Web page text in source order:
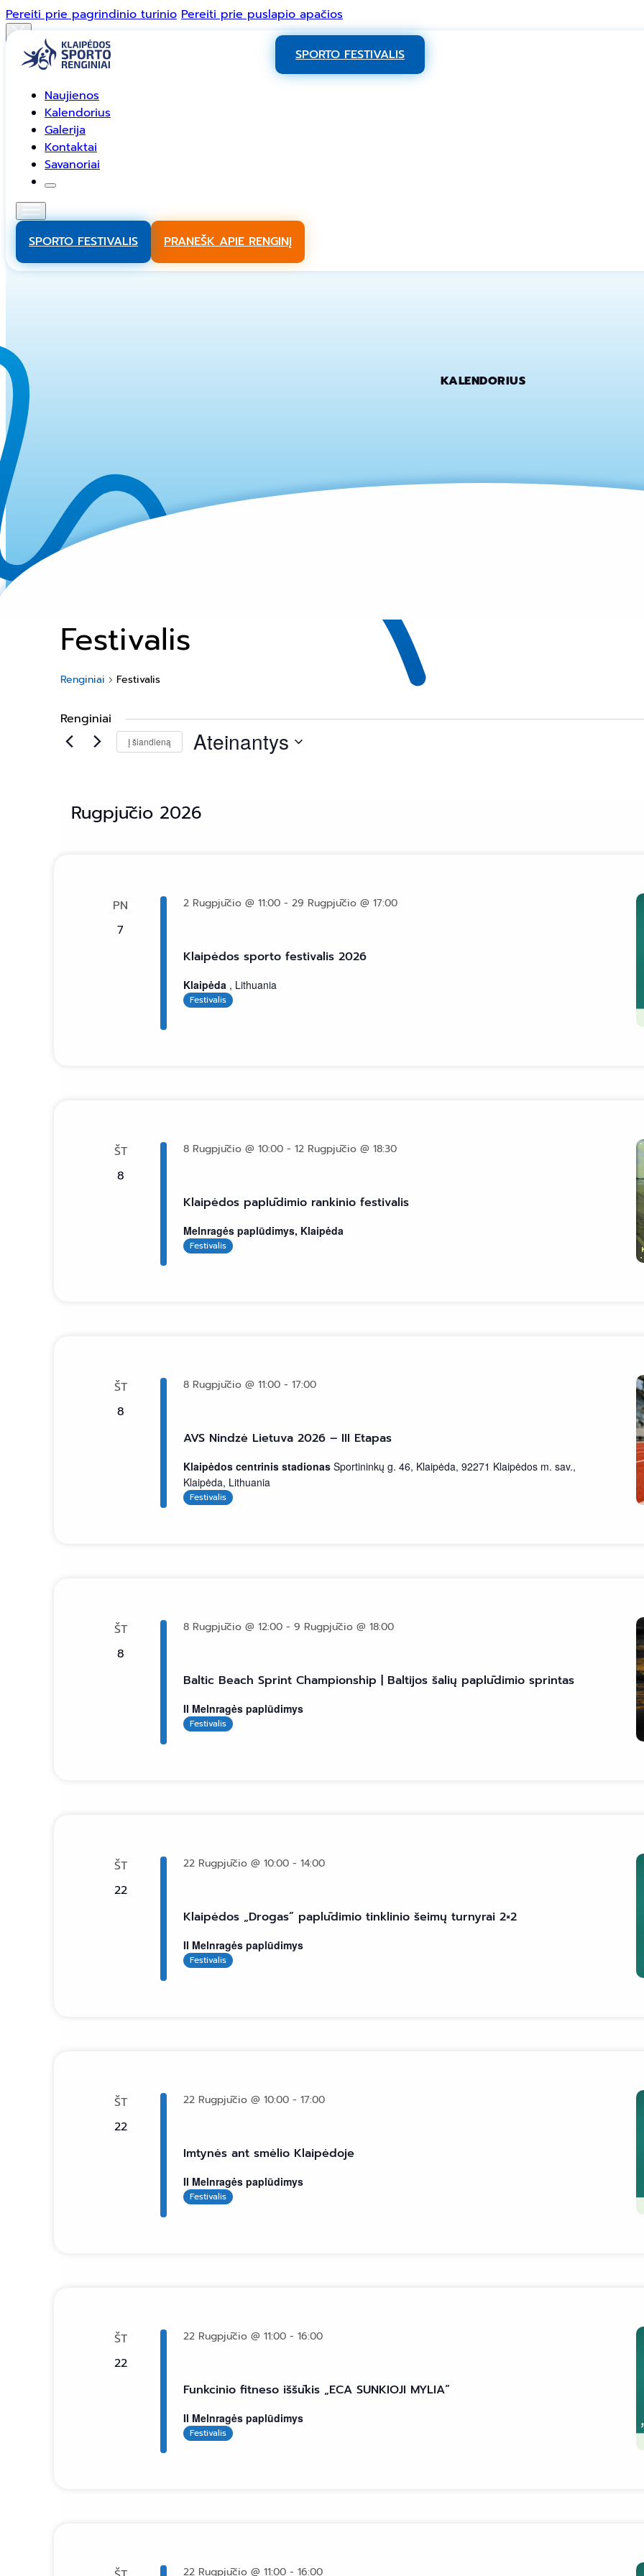
Pereiti prie pagrindinio turinio Pereiti prie puslapio apačios
Naujienos
Kalendorius
Galerija
Kontaktai
Savanoriai
SPORTO FESTIVALIS PRANEŠK APIE RENGINĮ
Naujienos Kalendorius
SPORTO FESTIVALIS
Instagram
TikTok
YouTube
KALENDORIUS
Festivalis
Renginiai Festivalis
Renginiai
Į šiandieną Ateinantys
Rugpjūčio 2026
PN
7
Klaipėdos sporto festivalis 2026
2 Rugpjūčio @ 11:00- 29 Rugpjūčio @ 17:00
Klaipėda , Lithuania
Festivalis
ŠT
8
Klaipėdos paplūdimio rankinio festivalis
8 Rugpjūčio @ 10:00- 12 Rugpjūčio @ 18:30
Melnragės paplūdimys, Klaipėda
Festivalis
ŠT
8
AVS Nindzė Lietuva 2026 – III Etapas
8 Rugpjūčio @ 11:00- 17:00
Klaipėdos centrinis stadionas Sportininkų g. 46, Klaipėda, 92271 Klaipėdos m. sav.,
Klaipėda, Lithuania
Festivalis
ŠT
8
Baltic Beach Sprint Championship | Baltijos šalių paplūdimio sprintas
8 Rugpjūčio @ 12:00- 9 Rugpjūčio @ 18:00
II Melnragės paplūdimys
Festivalis
ŠT
22
Klaipėdos „Drogas” paplūdimio tinklinio šeimų turnyrai 2×2
22 Rugpjūčio @ 10:00- 14:00
II Melnragės paplūdimys
Festivalis
ŠT
22
Imtynės ant smėlio Klaipėdoje
22 Rugpjūčio @ 10:00- 17:00
II Melnragės paplūdimys
Festivalis
ŠT
22
Funkcinio fitneso iššūkis „ECA SUNKIOJI MYLIA“
22 Rugpjūčio @ 11:00- 16:00
II Melnragės paplūdimys
Festivalis
22 Rugpjūčio @ 11:00- 16:00